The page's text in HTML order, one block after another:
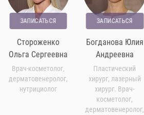
ЗАПИСАТЬСЯ
Стороженко
Ольга Сергеевна
Врач-косметолог,
дерматовенеролог,
нутрициолог
ЗАПИСАТЬСЯ
Богданова Юлия
Андреевна
Пластический
хирург, лазерный
хирург. Врач-
косметолог,
дерматовенеролог,